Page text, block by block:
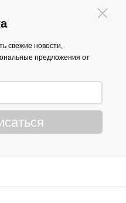
свежие новости,
предложения от